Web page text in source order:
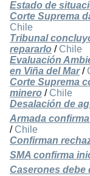
Estado de
Corte Suprema
Chile
Tribunal
repararlo / Chile
Evaluación
en Viña del Mar/
Corte Suprema
minero / Chile
Desalación de
Armada
/ Chile
Confirman
SMA confirma
Caserones debe